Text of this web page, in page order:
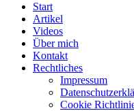
Start
Artikel
Videos
Über mich
Kontakt
Rechtliches
Impressum
Cookie